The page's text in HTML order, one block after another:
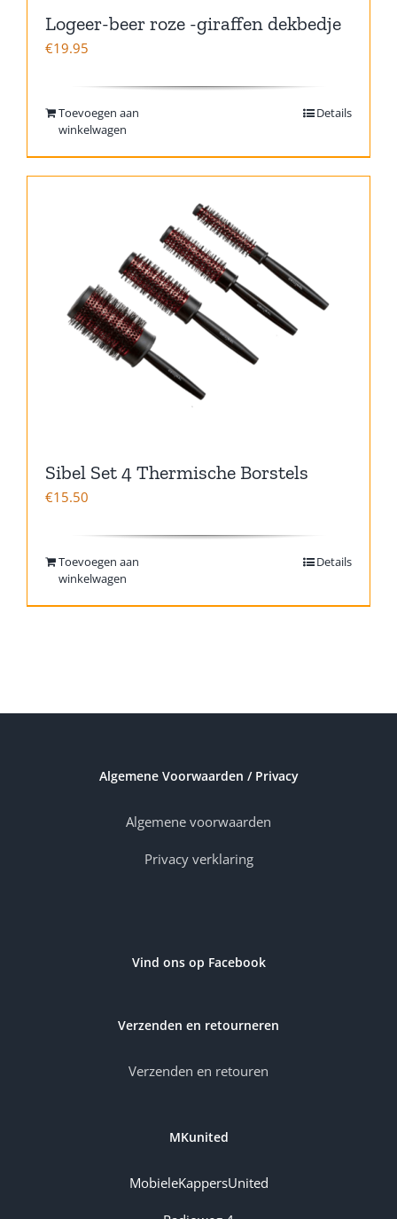
Logeer-beer roze -giraffen dekbedje
€19.95
Toevoegen aan
winkelwagen
Details
Sibel Set 4 Thermische Borstels
€15.50
Toevoegen aan
winkelwagen
Details
Algemene Voorwaarden / Privacy
Algemene voorwaarden
Privacy verklaring
Vind ons op Facebook
Verzenden en retourneren
Verzenden en retouren
MKunited
MobieleKappersUnited